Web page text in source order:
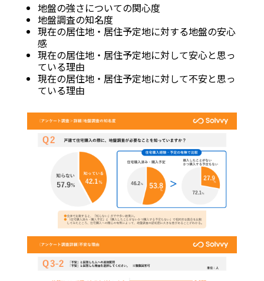
地盤の強さについての関心度
地盤調査の知名度
現在の居住地・居住予定地に対する地盤の安心
感
現在の居住地・居住予定地に対して安心と思っ
ている理由
現在の居住地・居住予定地に対して不安と思っ
ている理由